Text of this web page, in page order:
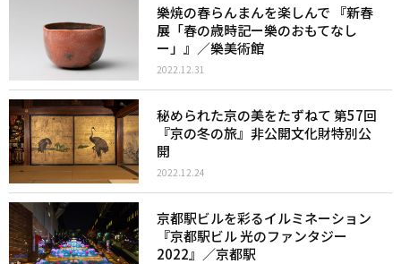
樂焼の春らんまんを楽しんで 『新春
展「春の歳時記ー樂のおもてなし
ー」』／樂美術館
2022.12.31
秘められた京の美をたずねて 第57回
『京の冬の旅』非公開文化財特別公
開
2022.12.24
京都駅ビルを彩るイルミネーション
『京都駅ビル 光のファンタジー
2022』／京都駅